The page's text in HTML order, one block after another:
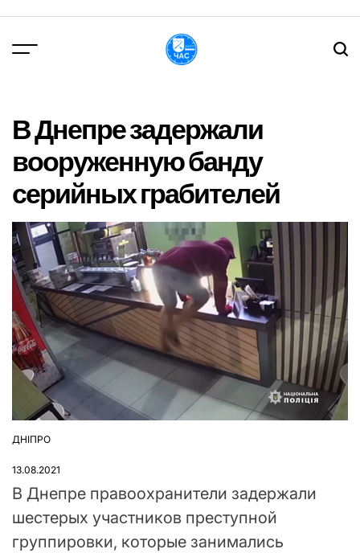
вмісту
В Днепре задержали
вооруженную банду
серийных грабителей
ОПУБЛІКУВАТИ
ДНІПРО
13.08.2021
В Днепре правоохранители задержали
шестерых участников преступной
группировки, которые занимались